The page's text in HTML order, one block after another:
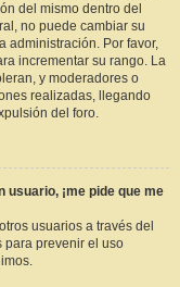
del mismo dentro del
no puede cambiar su
administración. Por favor,
incrementar su rango. La
y moderadores o
realizadas, llegando
del foro.
usuario, ¡me pide que me
usuarios a través del
para prevenir el uso